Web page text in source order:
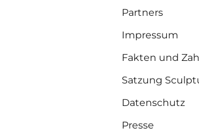
Partners
Impressum
Fakten und
Satzung
Datenschutz
Presse